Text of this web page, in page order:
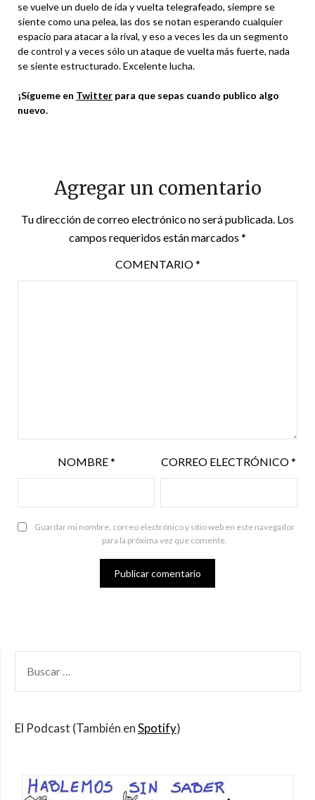
se vuelve un duelo de ida y vuelta telegrafeado, siempre se
siente como una pelea, las dos se notan esperando cualquier
espacio para atacar a la rival, y eso a veces les da un segmento
de control y a veces sólo un ataque de vuelta más fuerte, nada
se siente estructurado. Excelente lucha.
¡Sígueme en Twitter para que sepas cuando publico algo
nuevo.
Agregar un comentario
Tu dirección de correo electrónico no será publicada. Los
campos requeridos están marcados *
COMENTARIO*
NOMBRE* CORREO ELECTRÓNICO*
Guardar mi nombre, correo electrónico y sitio web en este navegador
para la próxima vez que comente.
POR:
El Podcast (También enSpotify)